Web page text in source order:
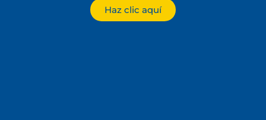
Haz clic aquí